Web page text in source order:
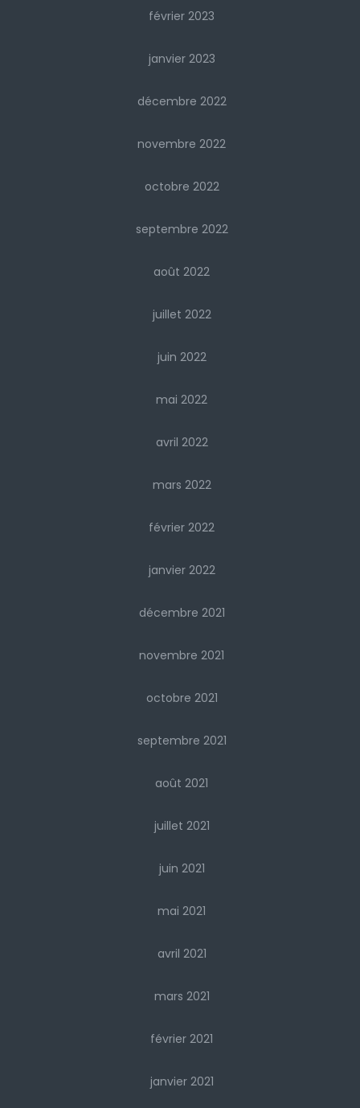
février 2023
janvier 2023
décembre 2022
novembre 2022
octobre 2022
septembre 2022
août 2022
juillet 2022
juin 2022
mai 2022
avril 2022
mars 2022
février 2022
janvier 2022
décembre 2021
novembre 2021
octobre 2021
septembre 2021
août 2021
juillet 2021
juin 2021
mai 2021
avril 2021
mars 2021
février 2021
janvier 2021